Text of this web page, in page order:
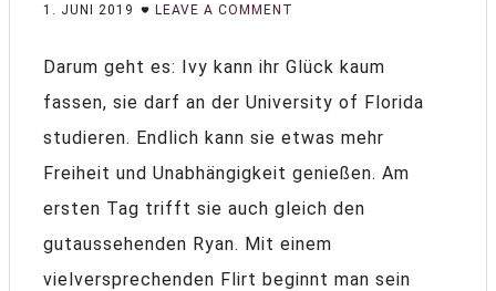
1. JUNI 2019 LEAVE A COMMENT
Darum geht es: Ivy kann ihr Glück kaum
fassen, sie darf an der University of Florida
studieren. Endlich kann sie etwas mehr
Freiheit und Unabhängigkeit genießen. Am
ersten Tag trifft sie auch gleich den
gutaussehenden Ryan. Mit einem
vielversprechenden Flirt beginnt man sein